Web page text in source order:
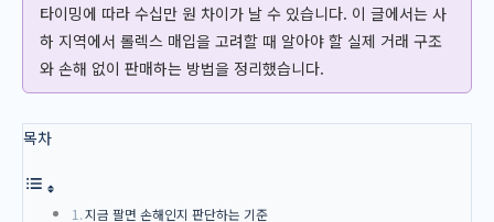
타이밍에 따라 수십만 원 차이가 날 수 있습니다. 이 글에서는 사
하 지역에서 롤렉스 매입을 고려할 때 알아야 할 실제 거래 구조
와 손해 없이 판매하는 방법을 정리했습니다.
목차
지금 팔면 손해인지 판단하는 기준